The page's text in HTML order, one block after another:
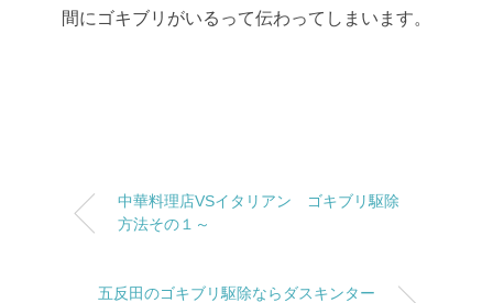
間にゴキブリがいるって伝わってしまいます。
中華料理店VSイタリアン ゴキブリ駆除
方法その１～
五反田のゴキブリ駆除ならダスキンター